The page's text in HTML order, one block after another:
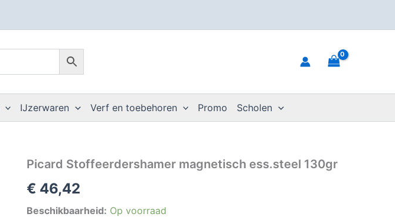
IJzerwaren Verf en toebehoren Promo Scholen
Picard Stoffeerdershamer magnetisch ess.steel 130gr
€ 46,42
Beschikbaarheid: Op voorraad
Picard
magnetisch
ess.steel
130gr